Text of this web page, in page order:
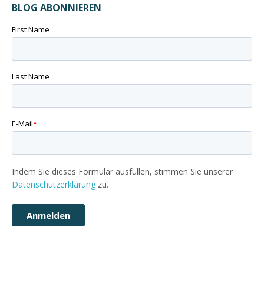
BLOG ABONNIEREN
First Name
Last Name
E-Mail*
Indem Sie dieses Formular ausfüllen, stimmen Sie unserer
Datenschutzerklärung zu.